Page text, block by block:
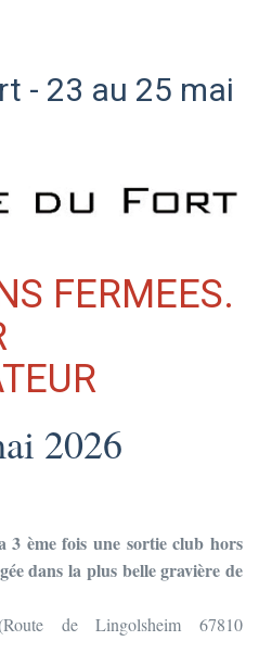
- 23 au 25 mai
FERMEES.
2026
3 ème fois une sortie club hors
dans la plus belle gravière de
(Route de Lingolsheim 67810